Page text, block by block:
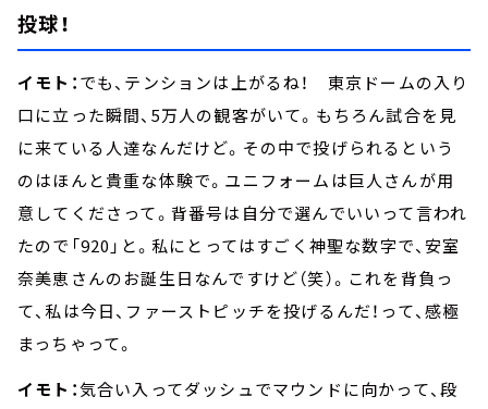
投球！
イモト：でも、テンションは上がるね！ 東京ドームの入り
口に立った瞬間、5万人の観客がいて。もちろん試合を見
に来ている人達なんだけど。その中で投げられるという
のはほんと貴重な体験で。ユニフォームは巨人さんが用
意してくださって。背番号は自分で選んでいいって言われ
たので「920」と。私にとってはすごく神聖な数字で、安室
奈美恵さんのお誕生日なんですけど（笑）。これを背負っ
て、私は今日、ファーストピッチを投げるんだ！って、感極
まっちゃって。
イモト：気合い入ってダッシュでマウンドに向かって、段